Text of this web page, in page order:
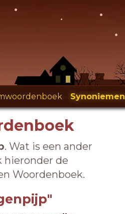
Synoniemen
. Wat is een ander
hieronder de
Woordenboek.